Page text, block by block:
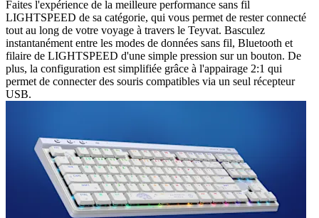
Faites l'expérience de la meilleure performance sans fil
LIGHTSPEED de sa catégorie, qui vous permet de rester connecté
tout au long de votre voyage à travers le Teyvat. Basculez
instantanément entre les modes de données sans fil, Bluetooth et
filaire de LIGHTSPEED d'une simple pression sur un bouton. De
plus, la configuration est simplifiée grâce à l'appairage 2:1 qui
permet de connecter des souris compatibles via un seul récepteur
USB.